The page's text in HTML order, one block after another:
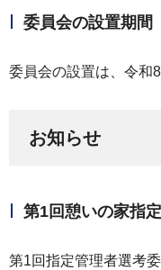
委員会の設置期間
委員会の設置は、令和
お知らせ
第1回憩いの家指
第1回指定管理者選考